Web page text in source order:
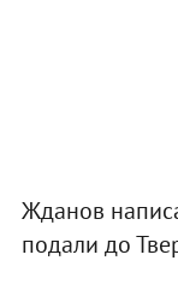
Жданов
подали до